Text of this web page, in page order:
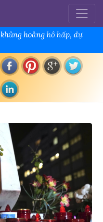
hoảng hô hấp, dự